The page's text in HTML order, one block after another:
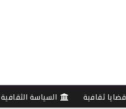
قضايا ثقافية السياسة الثقافية